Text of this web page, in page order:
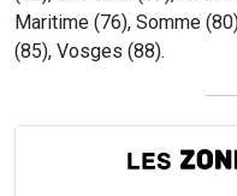
Maritime (76), Somme
(85), Vosges (88).